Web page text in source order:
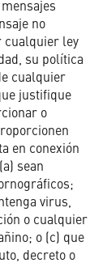
no
cualquier ley
su política
cualquier
justifique
o
en conexión
sean
virus,
o cualquier
o (c) que
decreto o